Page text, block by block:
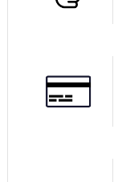
Ticket #52
Ticket #54